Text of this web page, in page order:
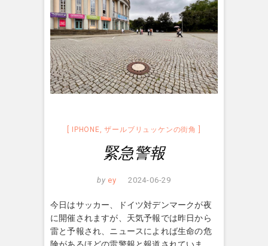
IPHONE,ザールブリュッケンの街角
緊急警報
by ey 2024-06-29
今日はサッカー、ドイツ対デンマークが夜
に開催されますが、天気予報では昨日から
雷と予報され、ニュースによれば生命の危